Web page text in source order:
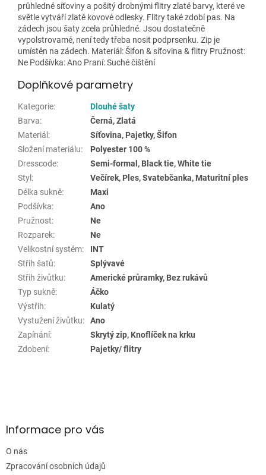
průhledné síťoviny a pošitý drobnými flitry zlaté barvy, které ve
světle vytváří zlatě kovové odlesky. Flitry také zdobí pas. Na
zádech jsou šaty zcela průhledné. Jsou dostatečně
vypolstrovamé, není tedy třeba nosit podprsenku. Zip je
umístěn na zádech. Materiál: Šifon & síťovina & flitry Pružnost:
Ne Podšívka: Ano Praní: Suché čištění
Doplňkové parametry
Kategorie:
Dlouhé šaty
Barva:
Černá, Zlatá
Materiál :
Síťovina, Pajetky, Šifon
Složení materiálu:
Polyester 100 %
Dresscode:
Semi-formal, Black tie, White tie
Styl :
Večírek, Ples, Svatebčanka, Maturitní ples
Délka sukně:
Maxi
Podšívka:
Ano
Pružnost:
Ne
Rozparek:
Ne
Velikostní systém:
INT
Střih šatů:
Splývavé
Střih živůtku:
Americké průramky, Bez rukávů
Typ sukně:
Áčko
Výstřih:
Kulatý
Vystužení živůtku:
Ano
Zapínání:
Skrytý zip, Knoflíček na krku
Zdobení: Pajetky/ flitry
aInformace pro vás
O nás
Zpracování osobních údajů